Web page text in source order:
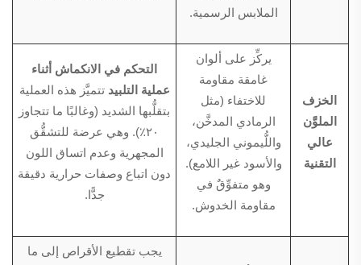
الملابس الرسمية.
الخزف
الملوَّن
عالي
التقنية
يركِّز على ألوان
غامقة مقاومة
للاختفاء (مثل
الرمادي المدخَّن،
واللُّيموني الجليدي،
والأسود غير اللامع).
وهو متفوِّقٌ في
مقاومة الخدوش.
التحكم في الانكماش أثناء
عملية التلبيدتتميَّز هذه العملية
بتقلُّبها الشديد (وغالبًا ما تتجاوز
٢٠٪). وهي عرضة للتشقُّق
المجهرية وعدم اتساق اللون
دون اتباع وصفات حرارية دقيقة
جدًّا.
يجب تقطيع الأقراص إلى ما